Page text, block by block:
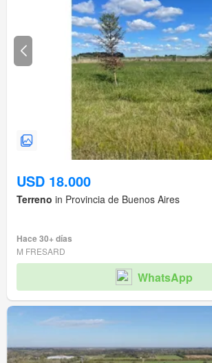
USD 18.000
Terreno in Provincia de Buenos Aires
Hace 30+ días
M FRESARD
WhatsApp